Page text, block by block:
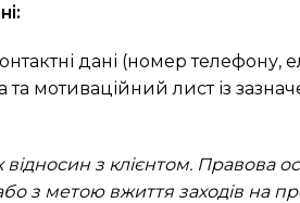
дані (номер телефону,
мотиваційний лист із
з клієнтом. Правова
з метою вжиття заходів на